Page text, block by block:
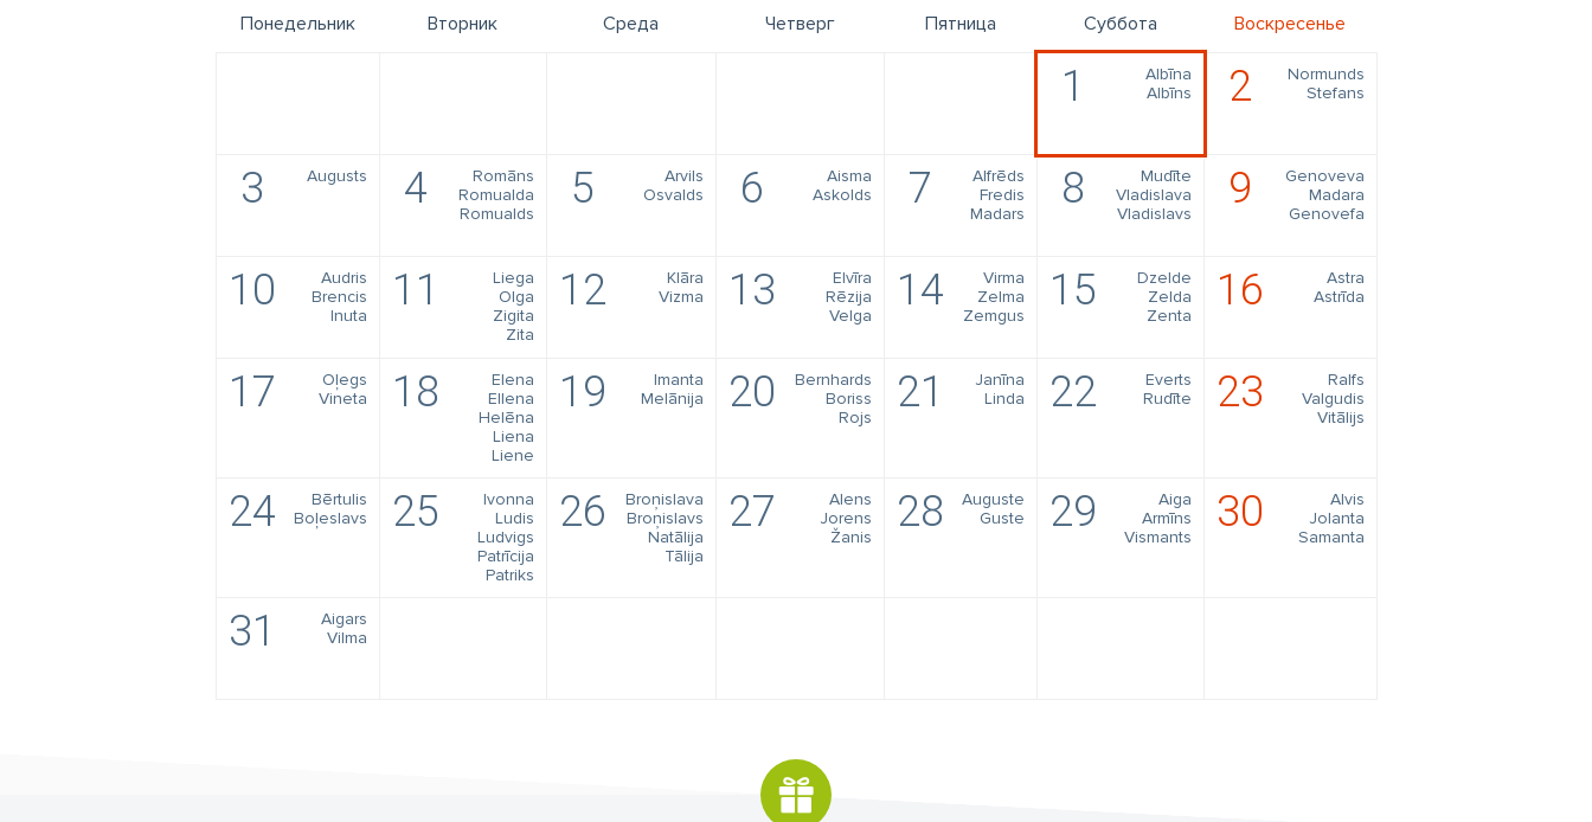
Понедельник Вторник Среда Четверг Пятница Суббота Воскресенье
1
Albīna
Albīns
2
Normunds
Stefans
3 Augusts 4
Romāns
Romualda
Romualds
5
Arvils
Osvalds
6
Aisma
Askolds
7
Alfrēds
Fredis
Madars
8
Mudīte
Vladislava
Vladislavs
9
Genoveva
Madara
Genovefa
10
Audris
Brencis
Inuta
11
Liega
Olga
Zigita
Zita
12
Klāra
Vizma
13
Elvīra
Rēzija
Velga
14
Virma
Zelma
Zemgus
15
Dzelde
Zelda
Zenta
16
Astra
Astrīda
17
Oļegs
Vineta
18
Elena
Ellena
Helēna
Liena
Liene
19
Imanta
Melānija
20
Bernhards
Boriss
Rojs
21
Janīna
Linda
22
Everts
Rudīte
23
Ralfs
Valgudis
Vitālijs
24
Bērtulis
Boļeslavs
25
Ivonna
Ludis
Ludvigs
Patrīcija
Patriks
26
Broņislava
Broņislavs
Natālija
Tālija
27
Alens
Jorens
Žanis
28
Auguste
Guste
29
Aiga
Armīns
Vismants
30
Alvis
Jolanta
Samanta
31
Aigars
Vilma